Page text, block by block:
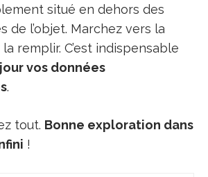
situé en dehors des
de l’objet. Marchez vers la
remplir. C’est indispensable
vos données
.
tout. Bonne exploration dans
!